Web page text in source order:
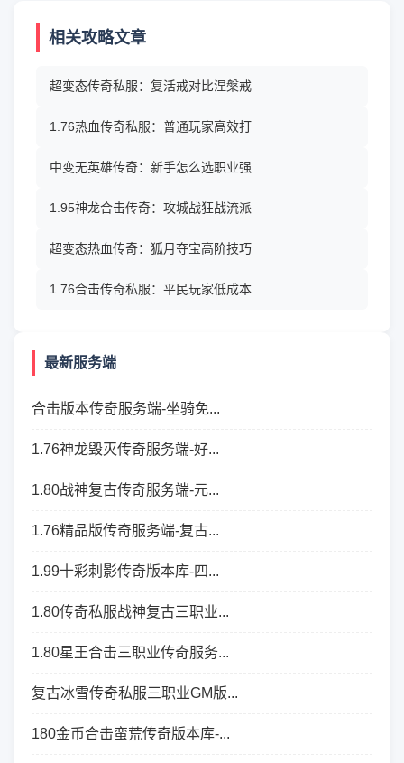
相关攻略文章
超变态传奇私服：复活戒对比涅槃戒
1.76热血传奇私服：普通玩家高效打
中变无英雄传奇：新手怎么选职业强
1.95神龙合击传奇：攻城战狂战流派
超变态热血传奇：狐月夺宝高阶技巧
1.76合击传奇私服：平民玩家低成本
最新服务端
合击版本传奇服务端-坐骑免...
1.76神龙毁灭传奇服务端-好...
1.80战神复古传奇服务端-元...
1.76精品版传奇服务端-复古...
1.99十彩刺影传奇版本库-四...
1.80传奇私服战神复古三职业...
1.80星王合击三职业传奇服务...
复古冰雪传奇私服三职业GM版...
180金币合击蛮荒传奇版本库-...